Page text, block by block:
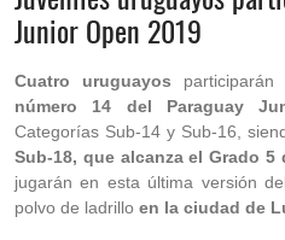
Junior Open 2019
Cuatro uruguayos
número 14 del Paraguay
Categorías Sub-14 y Sub-16,
Sub-18, que alcanza el Grado 5
jugarán en esta última versión
polvo de ladrillo en la ciudad de